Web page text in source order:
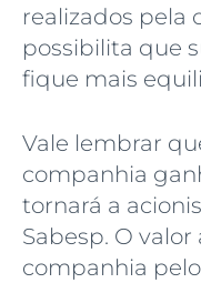
realizados pela
possibilita que
fique mais
Vale lembrar
companhia
tornará a
Sabesp. O
companhia